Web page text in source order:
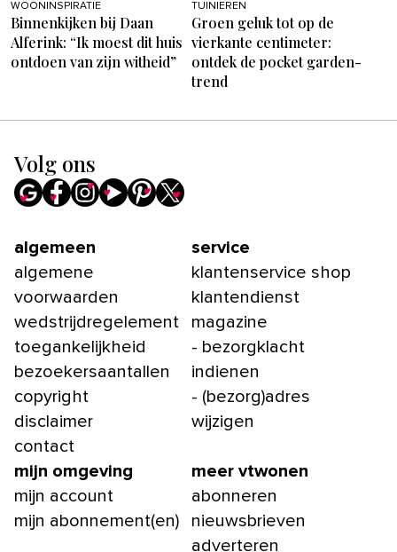
WOONINSPIRATIE
Binnenkijken bij Daan
Alferink: “Ik moest dit huis
ontdoen van zijn witheid”
TUINIEREN
Groen geluk tot op de
vierkante centimeter:
ontdek de pocket garden-
trend
Volg ons
algemeen
algemene
voorwaarden
wedstrijdregelement
toegankelijkheid
bezoekersaantallen
copyright
disclaimer
contact
service
klantenservice shop
klantendienst
magazine
- bezorgklacht
indienen
- (bezorg)adres
wijzigen
mijn omgeving
mijn account
mijn abonnement(en)
meer vtwonen
abonneren
nieuwsbrieven
adverteren